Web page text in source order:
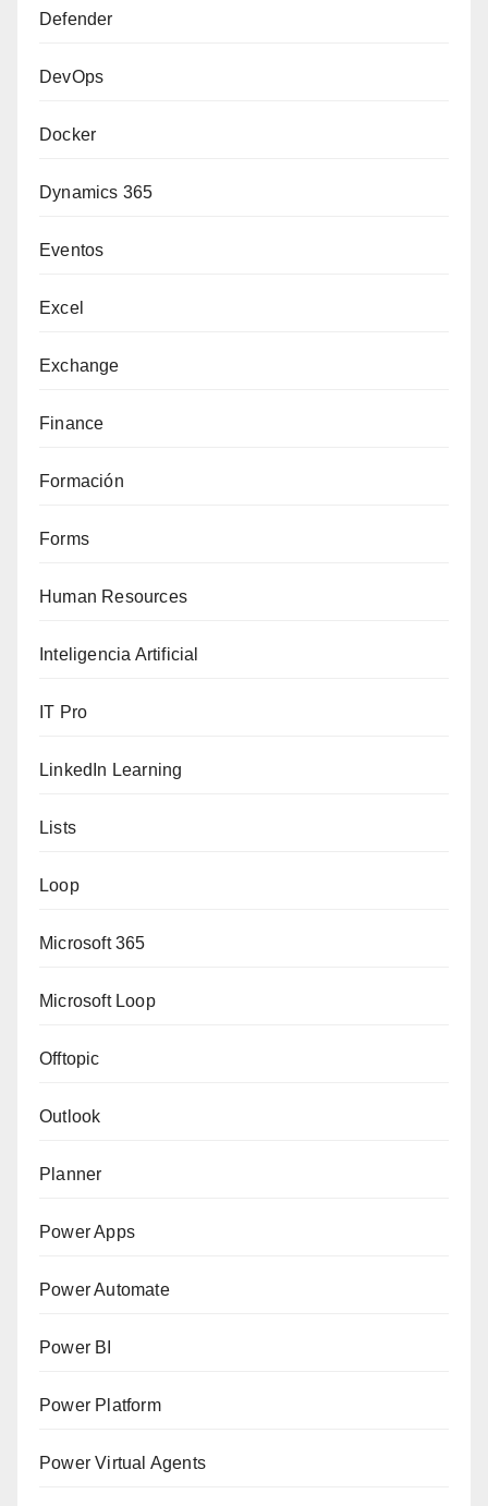
Defender
DevOps
Docker
Dynamics 365
Eventos
Excel
Exchange
Finance
Formación
Forms
Human Resources
Inteligencia Artificial
IT Pro
LinkedIn Learning
Lists
Loop
Microsoft 365
Microsoft Loop
Offtopic
Outlook
Planner
Power Apps
Power Automate
Power BI
Power Platform
Power Virtual Agents